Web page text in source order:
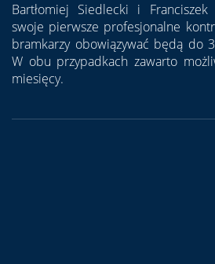
Bartłomiej Siedlecki i
swoje pierwsze profesjonalne
bramkarzy obowiązywać będą do
W obu przypadkach zawarto
miesięcy.